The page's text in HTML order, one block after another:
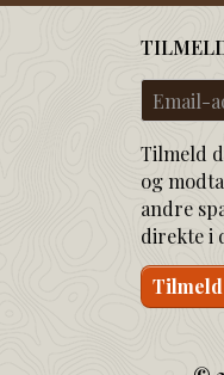
Email-
adresse
Tilmeld
og
andre
direkte i
Tilmeld